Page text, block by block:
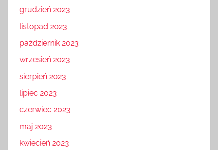
grudzień 2023
listopad 2023
październik 2023
wrzesień 2023
sierpień 2023
lipiec 2023
czerwiec 2023
maj 2023
kwiecień 2023